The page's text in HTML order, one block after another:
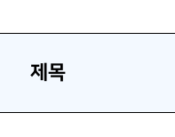
제목